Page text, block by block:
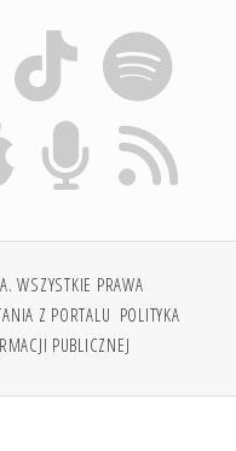
WSZYSTKIE PRAWA
Z PORTALU POLITYKA
PUBLICZNEJ